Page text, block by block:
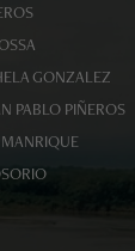
GONZALEZ
PABLO PIÑEROS